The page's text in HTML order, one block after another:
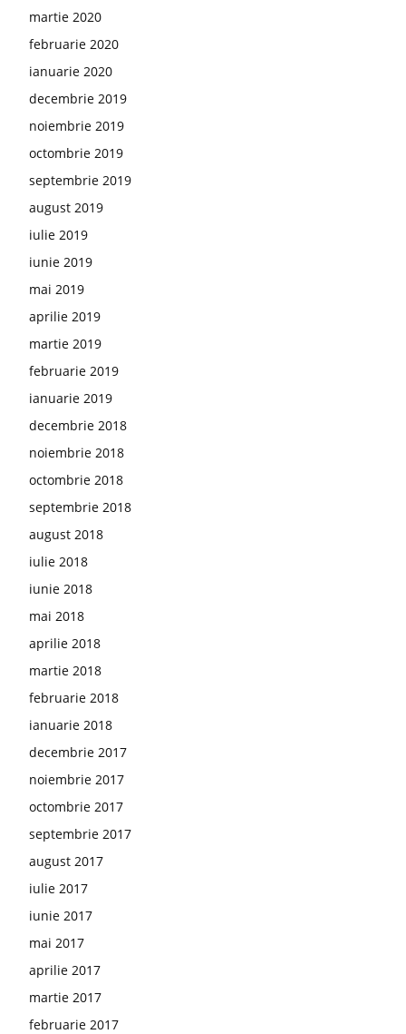
martie 2020
februarie 2020
ianuarie 2020
decembrie 2019
noiembrie 2019
octombrie 2019
septembrie 2019
august 2019
iulie 2019
iunie 2019
mai 2019
aprilie 2019
martie 2019
februarie 2019
ianuarie 2019
decembrie 2018
noiembrie 2018
octombrie 2018
septembrie 2018
august 2018
iulie 2018
iunie 2018
mai 2018
aprilie 2018
martie 2018
februarie 2018
ianuarie 2018
decembrie 2017
noiembrie 2017
octombrie 2017
septembrie 2017
august 2017
iulie 2017
iunie 2017
mai 2017
aprilie 2017
martie 2017
februarie 2017